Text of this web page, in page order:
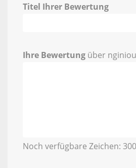
Titel Ihrer Bewertung
Ihre Bewertung über
Noch verfügbare Zeichen: 300